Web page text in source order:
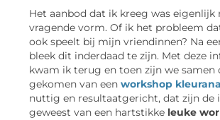
Het aanbod dat ik kreeg was eigenlijk
vragende vorm. Of ik het probleem
ook speelt bij mijn vriendinnen? Na
bleek dit inderdaad te zijn. Met deze
kwam ik terug en toen zijn we samen
gekomen van een workshop
nuttig en resultaatgericht, dat zijn de
geweest van een hartstikke leuke